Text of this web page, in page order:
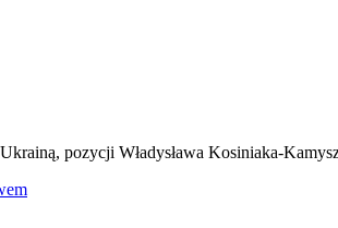
pozycji Władysława Kosiniaka-